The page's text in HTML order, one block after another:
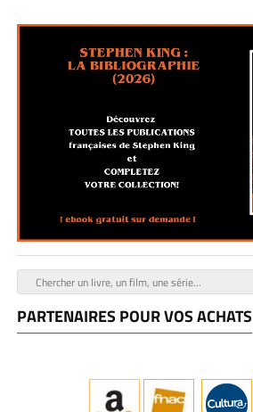
PARTENAIRES POUR VOS ACHATS